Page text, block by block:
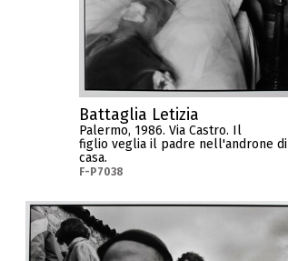
Battaglia Letizia
Palermo, 1986. Via Castro. Il
figlio veglia il padre nell'androne di
casa.
F-P7038